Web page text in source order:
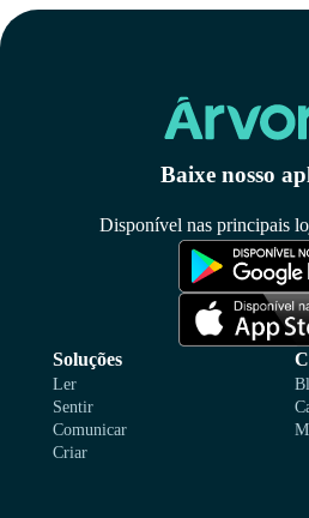
Baixe nosso
Disponível nas principais
Soluções
Ler
Sentir
Comunicar
Criar